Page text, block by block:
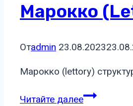
Марокко
Отadmin 23.08.2023
Марокко (lettory)
Читайте далееМарокко